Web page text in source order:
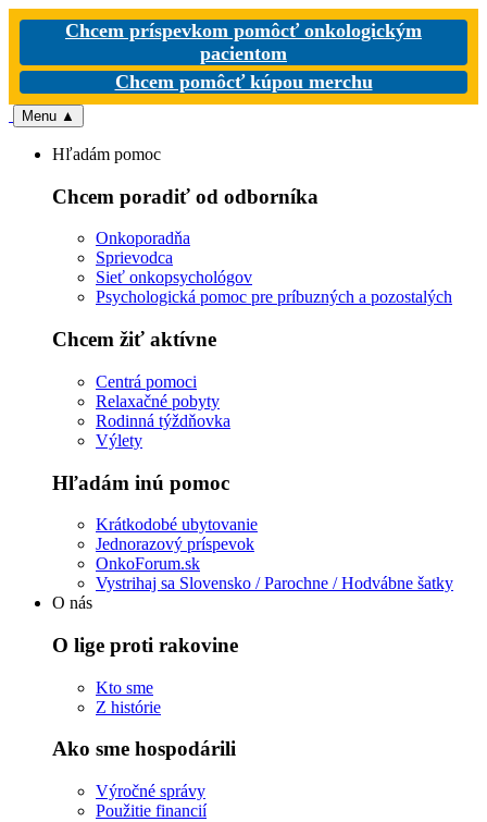
Chcem príspevkom pomôcť onkologickým
pacientom
Chcem pomôcť kúpou merchu
Menu ▲
Hľadám pomoc
Chcem poradiť od odborníka
Onkoporadňa
Sprievodca
Sieť onkopsychológov
Psychologická pomoc pre príbuzných a pozostalých
Chcem žiť aktívne
Centrá pomoci
Relaxačné pobyty
Rodinná týždňovka
Výlety
Hľadám inú pomoc
Krátkodobé ubytovanie
Jednorazový príspevok
OnkoForum.sk
Vystrihaj sa Slovensko / Parochne / Hodvábne šatky
O nás
O lige proti rakovine
Kto sme
Z histórie
Ako sme hospodárili
Výročné správy
Použitie financií